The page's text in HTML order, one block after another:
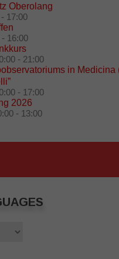
Oberolang
- 17:00
- 16:00
- 21:00
in Medicina
- 17:00
2026
- 13:00